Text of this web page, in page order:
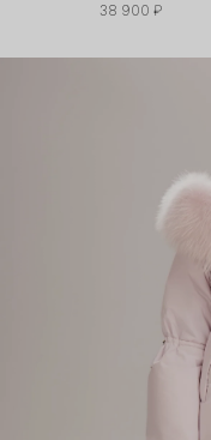
38 900 ₽